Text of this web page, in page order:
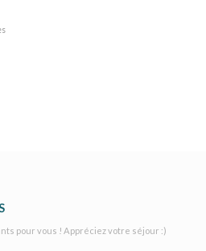
pour vous ! Appréciez votre séjour :)